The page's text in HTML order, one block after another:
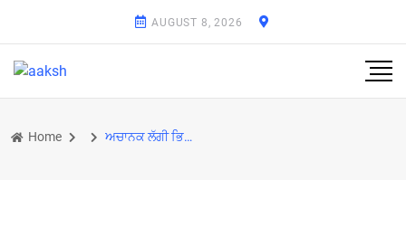
AUGUST 8, 2026
Home ਅਚਾਨਕ ਲੱਗੀ ਭਿਆਨਕ ਅੱਗ, ਅੱਠ ਝੁੱਗੀਆਂ ਸੜ ਕੇ ਸੁਆਹ; ਇਲਾਕੇ ਚ ਮੱਚੀ ਹਫ਼ੜਾ-ਦਫ਼ੜੀ